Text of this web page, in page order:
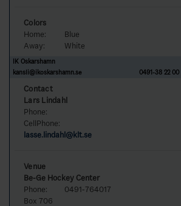
Colors
Home:
Blue
Away:
White
IK Oskarshamn
kansli@ikoskarshamn.se
0491-38 22 00
Contact
Lars Lindahl
Phone:
CellPhone:
lasse.lindahl@klt.se
Venue
Be-Ge Hockey Center
Phone:
0491-764017
Box 706